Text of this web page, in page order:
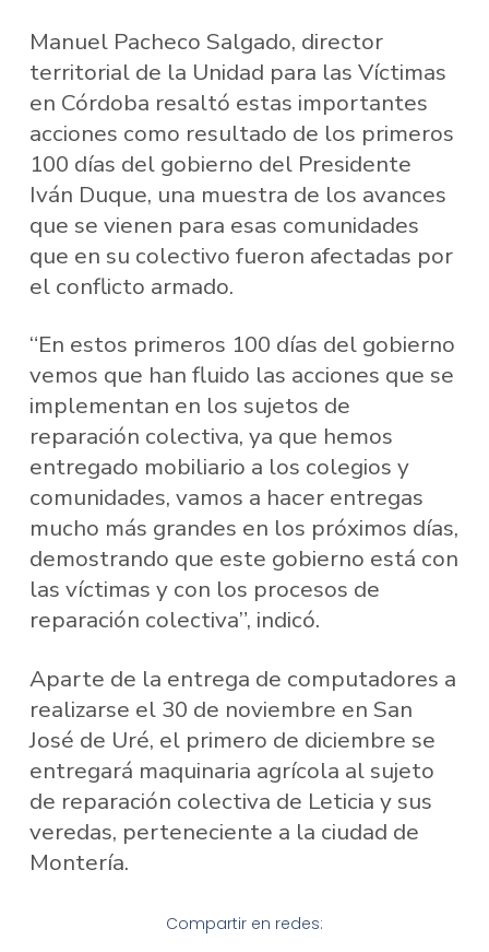
Manuel Pacheco Salgado, director
territorial de la Unidad para las Víctimas
en Córdoba resaltó estas importantes
acciones como resultado de los primeros
100 días del gobierno del Presidente
Iván Duque, una muestra de los avances
que se vienen para esas comunidades
que en su colectivo fueron afectadas por
el conflicto armado.
“En estos primeros 100 días del gobierno
vemos que han fluido las acciones que se
implementan en los sujetos de
reparación colectiva, ya que hemos
entregado mobiliario a los colegios y
comunidades, vamos a hacer entregas
mucho más grandes en los próximos días,
demostrando que este gobierno está con
las víctimas y con los procesos de
reparación colectiva”, indicó.
Aparte de la entrega de computadores a
realizarse el 30 de noviembre en San
José de Uré, el primero de diciembre se
entregará maquinaria agrícola al sujeto
de reparación colectiva de Leticia y sus
veredas, perteneciente a la ciudad de
Montería.
Compartir en redes: